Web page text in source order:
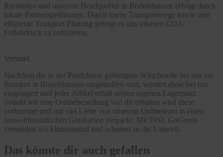
Rumänien und unserem Headquarter in Bodelshausen erfolgt durch
lokale Partnerspeditionen. Durch kurze Transportwege sowie eine
effiziente Transport Planung gelingt es uns unseren CO2-
Fußabdruck zu reduzieren.
Versand
Nachdem die in der Produktion gefertigten Wäscheteile bei uns am
Standort in Bodelshausen eingetroffen sind, werden diese bei uns
eingelagert und jeder Artikel erhält seinen eigenen Lagerplatz.
Sobald wir eine Onlinebestellung von dir erhalten wird diese
vorbereitet und mit viel Liebe von unserem Onlineteam in einen
umweltfreundlichen Graskarton verpackt. Mit DHL GoGreen
versenden wir klimaneutral und schonen so die Umwelt.
Das könnte dir auch gefallen